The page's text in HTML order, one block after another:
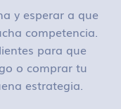
y esperar a que
competencia.
para que
o comprar tu
estrategia.